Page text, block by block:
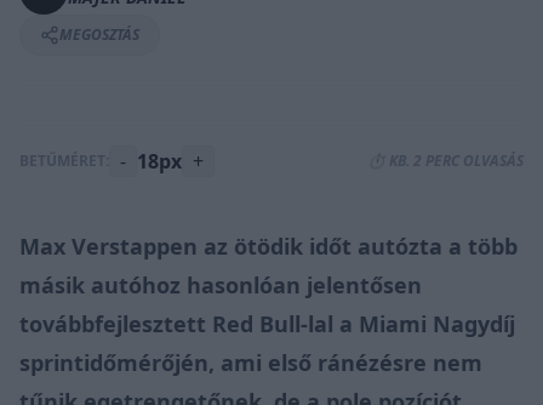
MEGOSZTÁS
BETŰMÉRET: - 18px + ⏱️ KB. 2 PERC OLVASÁS
Max Verstappen az ötödik időt autózta a több
másik autóhoz hasonlóan jelentősen
továbbfejlesztett Red Bull-lal a Miami Nagydíj
sprintidőmérőjén, ami első ránézésre nem